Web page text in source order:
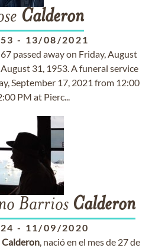
Calderon
- 13/08/2021
67 passed away on Friday, August
31, 1953. A funeral service
September 17, 2021 from 12:00
PM at Pierc...
Barrios Calderon
- 11/09/2020
Calderon, nació en el mes de 27 de